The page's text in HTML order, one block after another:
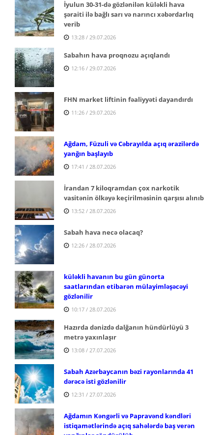
İyulun 30-31-də gözlənilən küləkli hava
şəraiti ilə bağlı sarı və narıncı xəbərdarlıq
verib
13:28 / 29.07.2026
Sabahın hava proqnozu açıqlandı
12:16 / 29.07.2026
FHN market liftinin fəaliyyəti dayandırdı
11:26 / 29.07.2026
Ağdam, Füzuli və Cəbrayılda açıq ərazilərdə
yanğın başlayıb
17:41 / 28.07.2026
İrandan 7 kiloqramdan çox narkotik
vasitənin ölkəyə keçirilməsinin qarşısı alınıb
13:52 / 28.07.2026
Sabah hava necə olacaq?
12:26 / 28.07.2026
küləkli havanın bu gün günorta
saatlarından etibarən mülayimləşəcəyi
gözlənilir
10:17 / 28.07.2026
Hazırda dənizdə dalğanın hündürlüyü 3
metrə yaxınlaşır
13:08 / 27.07.2026
Sabah Azərbaycanın bəzi rayonlarında 41
dərəcə isti gözlənilir
12:31 / 27.07.2026
Ağdamın Kəngərli və Papravənd kəndləri
istiqamətlərində açıq sahələrdə baş verən